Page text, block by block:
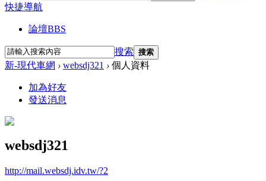
快捷導航
論壇BBS
搜索 搜索
新-現代車網 › websdj321 › 個人資料
加為好友
發送消息
websdj321
http://mail.websdj.idv.tw/?2